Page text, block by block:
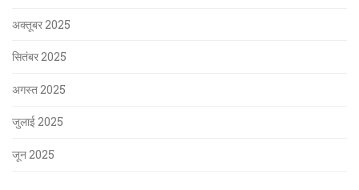
अक्तूबर 2025
सितंबर 2025
अगस्त 2025
जुलाई 2025
जून 2025